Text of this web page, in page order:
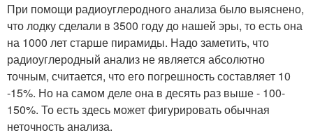
При помощи радиоуглеродного анализа было выяснено,
что лодку сделали в 3500 году до нашей эры, то есть она
на 1000 лет старше пирамиды. Надо заметить, что
радиоуглеродный анализ не является абсолютно
точным, считается, что его погрешность составляет 10
-15%. Но на самом деле она в десять раз выше - 100-
150%. То есть здесь может фигурировать обычная
неточность анализа.